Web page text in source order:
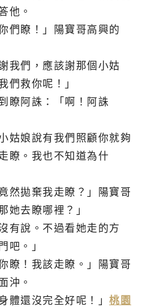
他。
瞭！」陽寶哥高興的
們，應該謝那個小姑
們救你呢！」
阿誅：「啊！阿誅
娘說有我們照顧你就夠
瞭。我也不知道為什
拋棄我走瞭？」陽寶哥
她去瞭哪裡？」
說。不過看她走的方
吧。」
！我該走瞭。」陽寶哥
沖。
還沒完全好呢！」 桃園